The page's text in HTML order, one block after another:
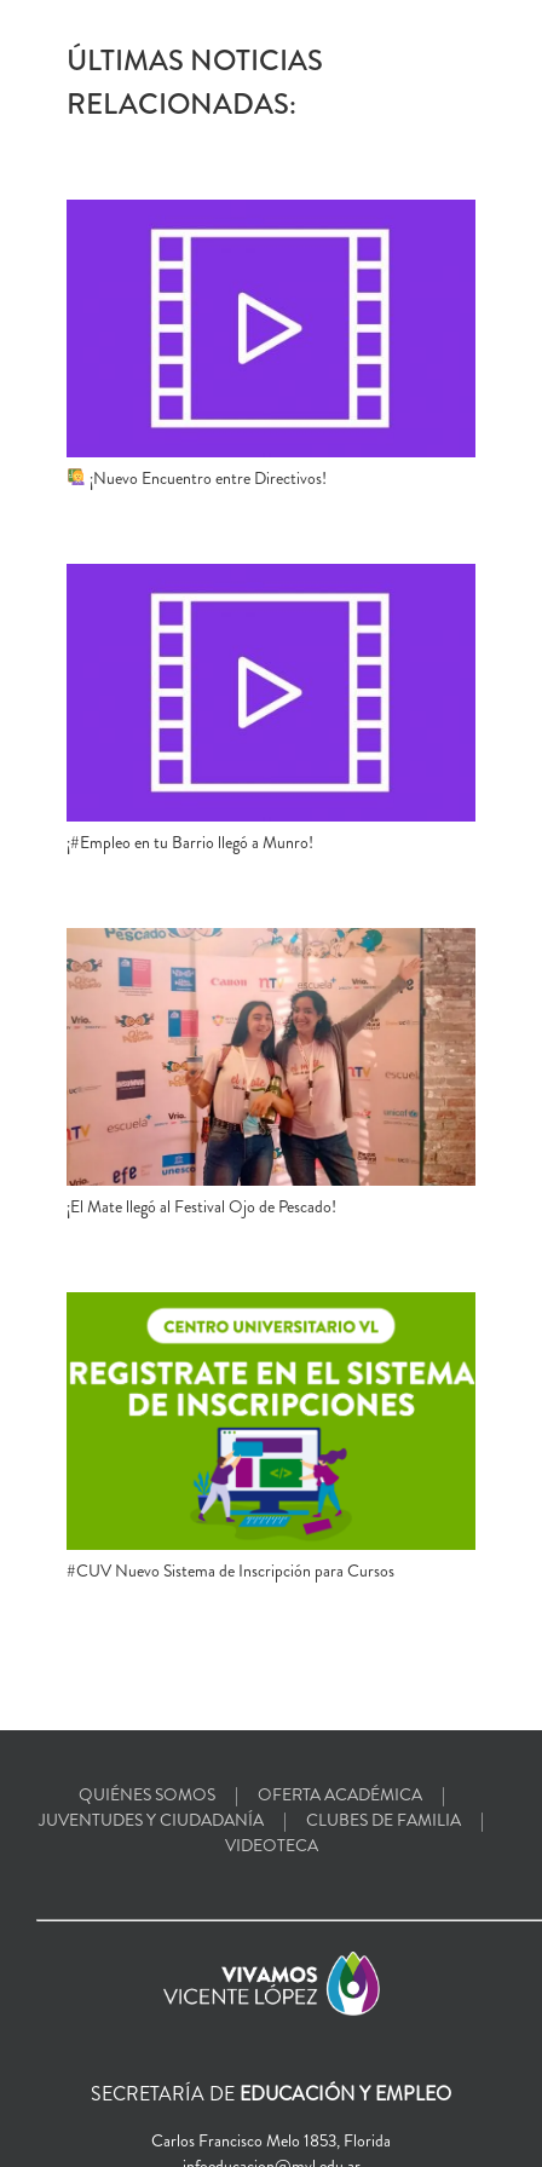
ÚLTIMAS NOTICIAS
RELACIONADAS:
¡Nuevo Encuentro entre Directivos!
¡#Empleo en tu Barrio llegó a Munro!
¡El Mate llegó al Festival Ojo de Pescado!
#CUV Nuevo Sistema de Inscripción para Cursos
QUIÉNES SOMOS
OFERTA ACADÉMICA
JUVENTUDES Y CIUDADANÍA
CLUBES DE FAMILIA
VIDEOTECA
SECRETARÍA DE EDUCACIÓN Y EMPLEO
Carlos Francisco Melo 1853, Florida